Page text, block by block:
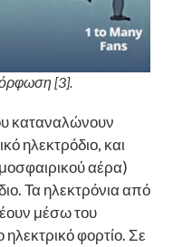
[3].
καταναλώνουν
ηλεκτρόδιο, και
αέρα)
Τα ηλεκτρόνια από
μέσω του
φορτίο. Σε